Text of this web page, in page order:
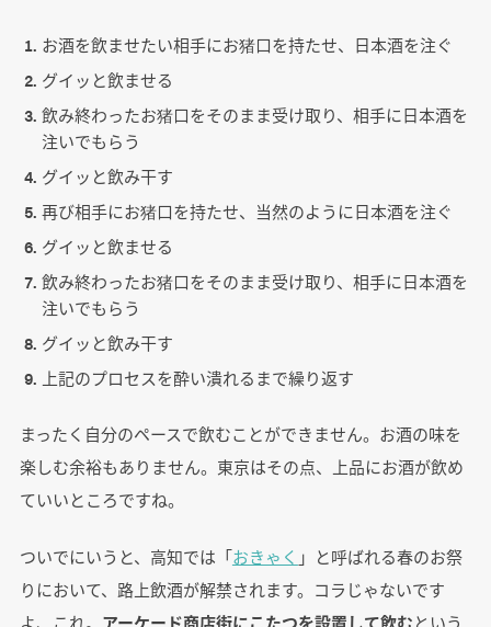
お酒を飲ませたい相手にお猪口を持たせ、日本酒を注ぐ
グイッと飲ませる
飲み終わったお猪口をそのまま受け取り、相手に日本酒を
注いでもらう
グイッと飲み干す
再び相手にお猪口を持たせ、当然のように日本酒を注ぐ
グイッと飲ませる
飲み終わったお猪口をそのまま受け取り、相手に日本酒を
注いでもらう
グイッと飲み干す
上記のプロセスを酔い潰れるまで繰り返す
まったく自分のペースで飲むことができません。お酒の味を
楽しむ余裕もありません。東京はその点、上品にお酒が飲め
ていいところですね。
ついでにいうと、高知では「おきゃく 」と呼ばれる春のお祭
りにおいて、路上飲酒が解禁されます。コラじゃないです
よ、これ。 アーケード商店街にこたつを設置して飲むという